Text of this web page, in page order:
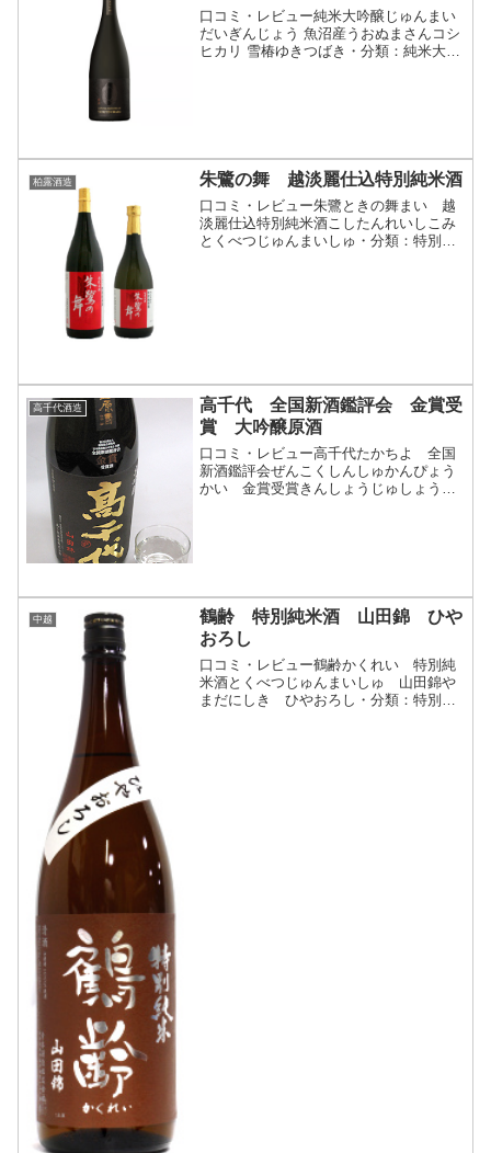
口コミ・レビュー純米大吟醸じゅんまい
だいぎんじょう 魚沼産うおぬまさんコシ
ヒカリ 雪椿ゆきつばき・分類：純米大吟
柏露酒造 朱鷺の舞 越淡麗仕込特別純米酒
口コミ・レビュー朱鷺ときの舞まい 越
淡麗仕込特別純米酒こしたんれいしこみ
とくべつじゅんまいしゅ・分類：特別純
高千代酒造
高千代 全国新酒鑑評会 金賞受
賞 大吟醸原酒
口コミ・レビュー高千代たかちよ 全国
新酒鑑評会ぜんこくしんしゅかんぴょう
かい 金賞受賞きんしょうじゅしょう
中越
鶴齢 特別純米酒 山田錦 ひや
おろし
口コミ・レビュー鶴齢かくれい 特別純
米酒とくべつじゅんまいしゅ 山田錦や
まだにしき ひやおろし・分類：特別純